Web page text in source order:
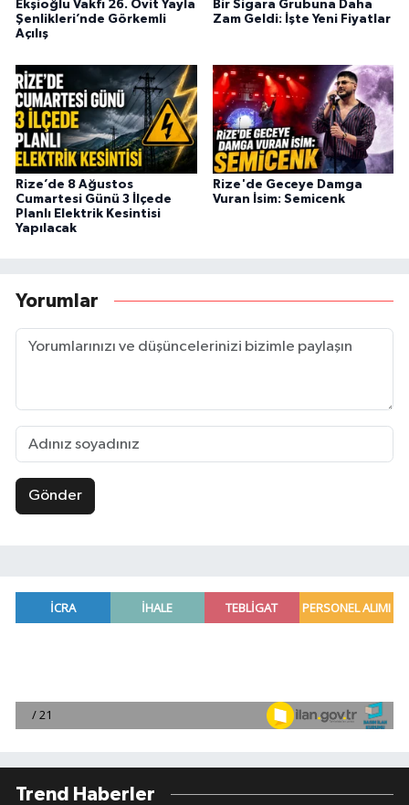
Ekşioğlu Vakfı 26. Ovit Yayla
Şenlikleri’nde Görkemli
Açılış
Bir Sigara Grubuna Daha
Zam Geldi: İşte Yeni Fiyatlar
Rize’de 8 Ağustos
Cumartesi Günü 3 İlçede
Planlı Elektrik Kesintisi
Yapılacak
Rize'de Geceye Damga
Vuran İsim: Semicenk
Yorumlar
Gönder
Trend Haberler